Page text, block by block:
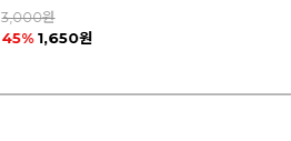
4,000원
45% 2,200원